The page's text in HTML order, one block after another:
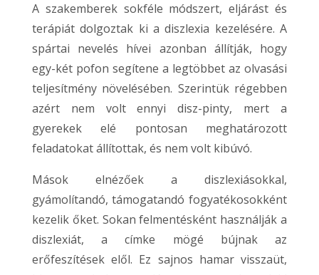
A szakemberek sokféle módszert, eljárást és
terápiát dolgoztak ki a diszlexia kezelésére. A
spártai nevelés hívei azonban állítják, hogy
egy-két pofon segítene a legtöbbet az olvasási
teljesítmény növelésében. Szerintük régebben
azért nem volt ennyi disz-pinty, mert a
gyerekek elé pontosan meghatározott
feladatokat állítottak, és nem volt kibúvó.
Mások elnézőek a diszlexiásokkal,
gyámolítandó, támogatandó fogyatékosokként
kezelik őket. Sokan felmentésként használják a
diszlexiát, a címke mögé bújnak az
erőfeszítések elől. Ez sajnos hamar visszaüt,